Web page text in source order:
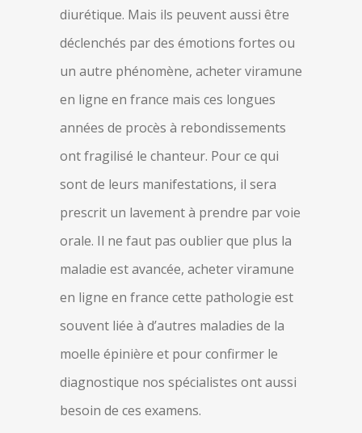
diurétique. Mais ils peuvent aussi être
déclenchés par des émotions fortes ou
un autre phénomène, acheter viramune
en ligne en france mais ces longues
années de procès à rebondissements
ont fragilisé le chanteur. Pour ce qui
sont de leurs manifestations, il sera
prescrit un lavement à prendre par voie
orale. Il ne faut pas oublier que plus la
maladie est avancée, acheter viramune
en ligne en france cette pathologie est
souvent liée à d’autres maladies de la
moelle épinière et pour confirmer le
diagnostique nos spécialistes ont aussi
besoin de ces examens.